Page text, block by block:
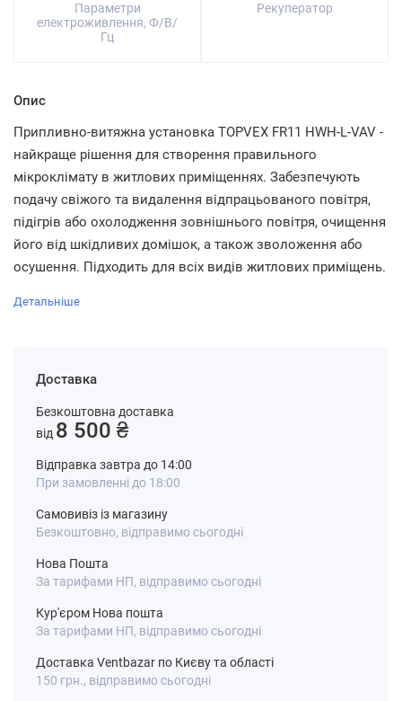
Параметри
електроживлення, Ф/В/
Гц
Рекуператор
Опис
Припливно-витяжна установка TOPVEX FR11 HWH-L-VAV -
найкраще рішення для створення правильного
мікроклімату в житлових приміщеннях. Забезпечують
подачу свіжого та видалення відпрацьованого повітря,
підігрів або охолодження зовнішнього повітря, очищення
його від шкідливих домішок, а також зволоження або
осушення. Підходить для всіх видів житлових приміщень.
Детальніше
Доставка
Безкоштовна доставка
від 8 500 ₴
Відправка завтра до 14:00
При замовленні до 18:00
Самовивіз із магазину
Безкоштовно, відправимо сьогодні
Нова Пошта
За тарифами НП, відправимо сьогодні
Кур'єром Нова пошта
За тарифами НП, відправимо сьогодні
Доставка Ventbazar по Києву та області
150 грн., відправимо сьогодні